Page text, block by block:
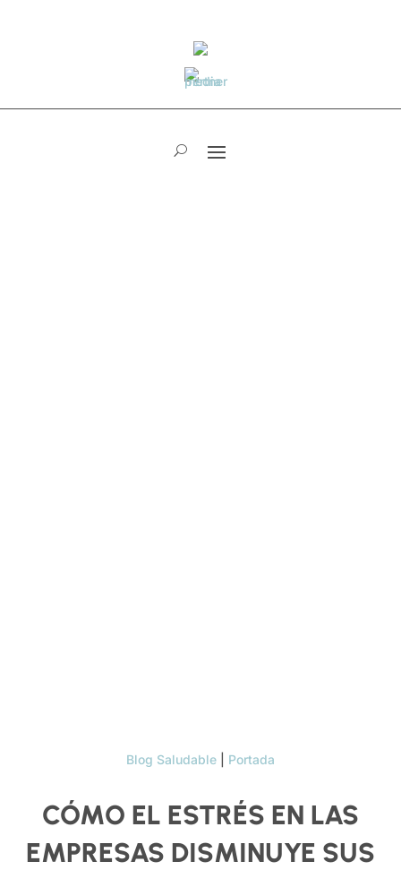
Blog Saludable Portada
CÓMO EL ESTRÉS EN LAS
EMPRESAS DISMINUYE SUS